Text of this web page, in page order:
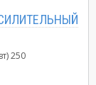
250